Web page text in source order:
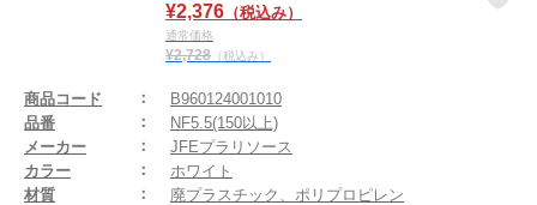
¥2,376 （税込み）
通常価格
¥2,728 （税込み）
商品コード
B960124001010
品番
NF5.5(150以上)
メーカー
JFEプラリソース
カラー
ホワイト
材質
廃プラスチック、ポリプロピレン